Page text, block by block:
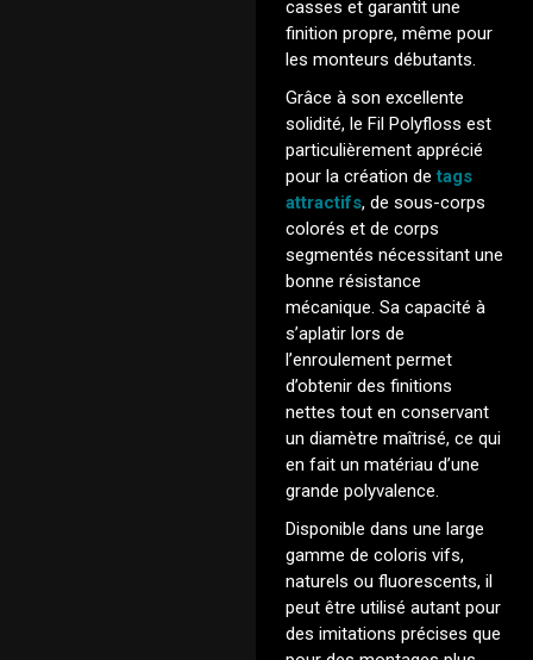
casses et garantit une
finition propre, même pour
les monteurs débutants.
Grâce à son excellente
solidité, le Fil Polyfloss est
particulièrement apprécié
pour la création de tags
attractifs, de sous-corps
colorés et de corps
segmentés nécessitant une
bonne résistance
mécanique. Sa capacité à
s’aplatir lors de
l’enroulement permet
d’obtenir des finitions
nettes tout en conservant
un diamètre maîtrisé, ce qui
en fait un matériau d’une
grande polyvalence.
Disponible dans une large
gamme de coloris vifs,
naturels ou fluorescents, il
peut être utilisé autant pour
des imitations précises que